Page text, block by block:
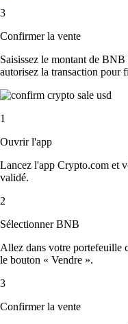
3
Confirmer la vente
Saisissez le montant de
autorisez la transaction pour
1
Ouvrir l'app
Lancez l'app Crypto.com et
validé.
2
Sélectionner BNB
Allez dans votre portefeuille
le bouton « Vendre ».
3
Confirmer la vente